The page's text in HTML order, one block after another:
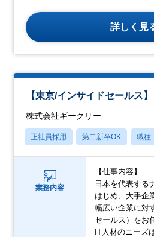
詳しく見
【東京/インサイドセールス】
株式会社ギークリー
正社員採用 第二新卒OK 職種
業務内容
【仕事内容】
日本を代表する
はじめ、大手企
幅広い企業に対
セールス）をお
IT人材のニーズ